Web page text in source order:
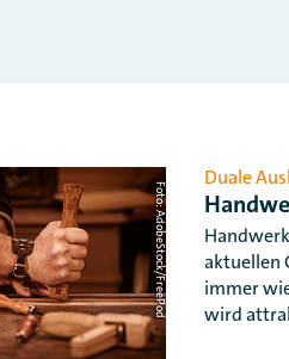
Foto: AdobeStock/FreePod
Duale
aktuellen
immer
wird